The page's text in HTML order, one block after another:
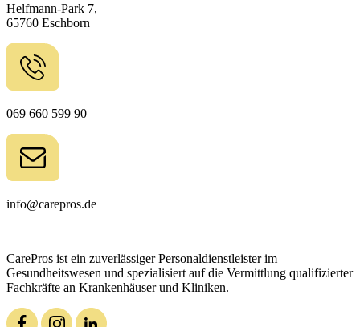
Helfmann-Park 7,
65760 Eschborn
069 660 599 90
info@carepros.de
CarePros ist ein zuverlässiger Personaldienstleister im
Gesundheitswesen und spezialisiert auf die Vermittlung qualifizierter
Fachkräfte an Krankenhäuser und Kliniken.